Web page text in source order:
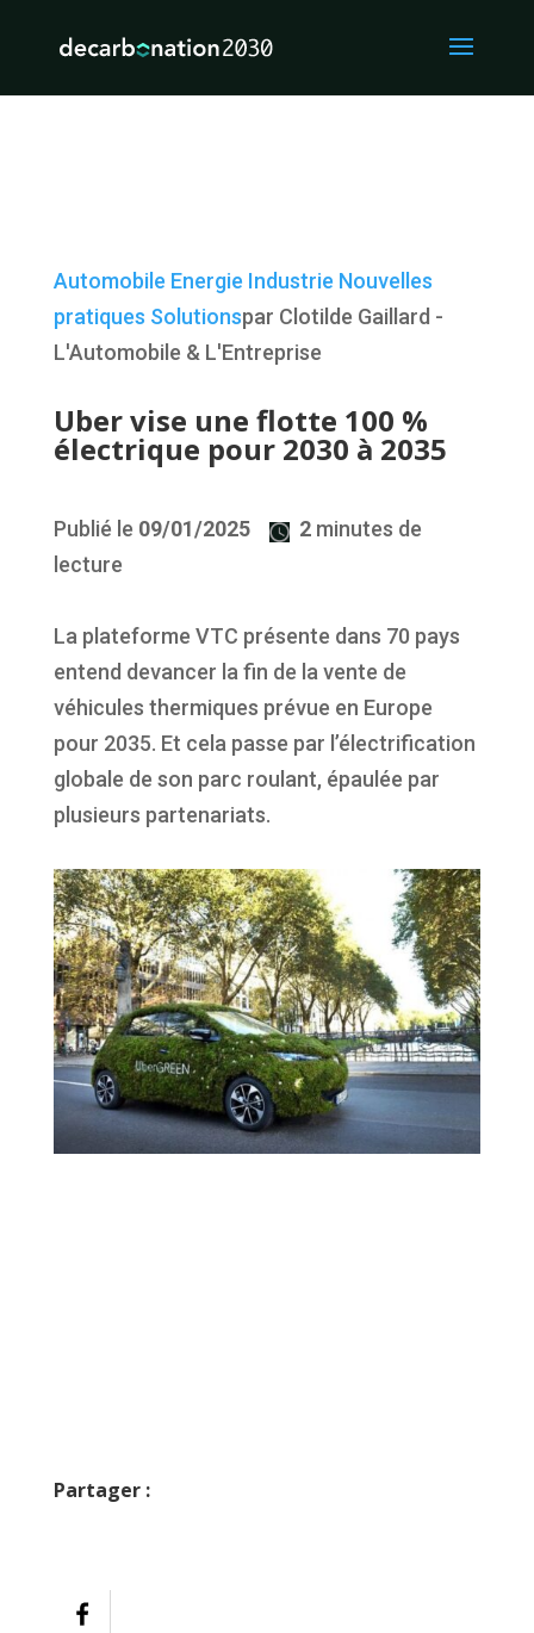
Automobile Energie Industrie Nouvelles
pratiques Solutionspar Clotilde Gaillard -
L'Automobile & L'Entreprise
Uber vise une flotte 100 %
électrique pour 2030 à 2035
Publié le 09/01/2025 2 minutes de
lecture
La plateforme VTC présente dans 70 pays
entend devancer la fin de la vente de
véhicules thermiques prévue en Europe
pour 2035. Et cela passe par l’électrification
globale de son parc roulant, épaulée par
plusieurs partenariats.
Partager :